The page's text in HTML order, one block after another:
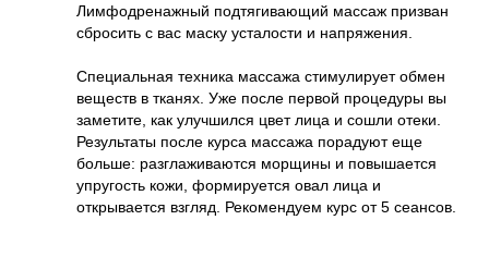
Лимфодренажный подтягивающий массаж призван
сбросить с вас маску усталости и напряжения.
Специальная техника массажа стимулирует обмен
веществ в тканях. Уже после первой процедуры вы
заметите, как улучшился цвет лица и сошли отеки.
Результаты после курса массажа порадуют еще
больше: разглаживаются морщины и повышается
упругость кожи, формируется овал лица и
открывается взгляд. Рекомендуем курс от 5 сеансов.